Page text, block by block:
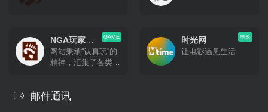
GAME
NGA玩家社
区
网站秉承“认真玩”的
精神，汇集了各类型
域向游戏玩家生活领
电影
时光网
让电影遇见生活
邮件通讯